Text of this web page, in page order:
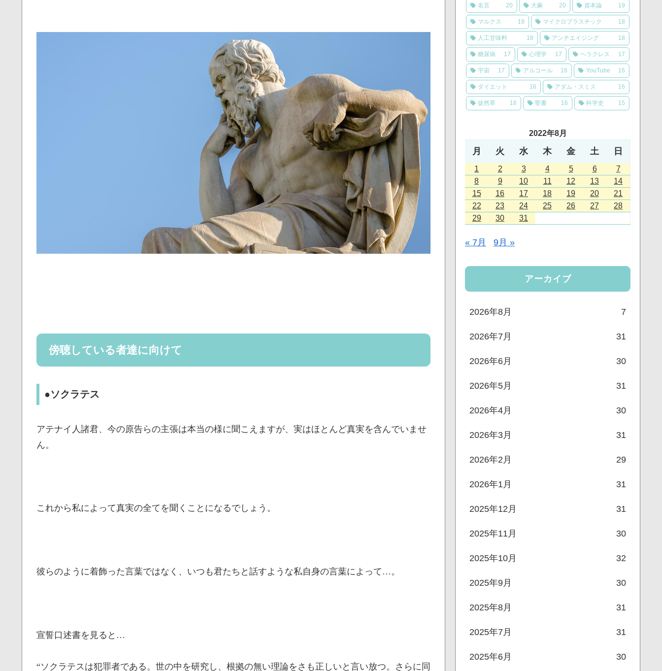
傍聴している者達に向けて
●ソクラテス
アテナイ人諸君、今の原告らの主張は本当の様に聞こえますが、実はほとんど真実を含んでいませ
ん。
これから私によって真実の全てを聞くことになるでしょう。
彼らのように着飾った言葉ではなく、いつも君たちと話すような私自身の言葉によって…。
宣誓口述書を見ると…
“ソクラテスは犯罪者である。世の中を研究し、根拠の無い理論をさも正しいと言い放つ。さらに同
名言 20 大麻 20 資本論 19
マルクス 19 マイクロプラスチック 18
人工甘味料 18 アンチエイジング 18
糖尿病 17 心理学 17 ヘラクレス 17
宇宙 17 アルコール 16 YouTube 16
ダイエット 16 アダム・スミス 16
徒然草 16 聖書 16 科学史 15
2022年8月
月 火 水 木 金 土 日
1 2 3 4 5 6
7
8
9 10 11 12 13
14
15
16 17 18 19 20
21
22
23 24 25 26 27
28
29
30 31
« 7月 9月 »
アーカイブ
2026年8月 7
2026年7月 31
2026年6月 30
2026年5月 31
2026年4月 30
2026年3月 31
2026年2月 29
2026年1月 31
2025年12月 31
2025年11月 30
2025年10月 32
2025年9月 30
2025年8月 31
2025年7月 31
2025年6月 30